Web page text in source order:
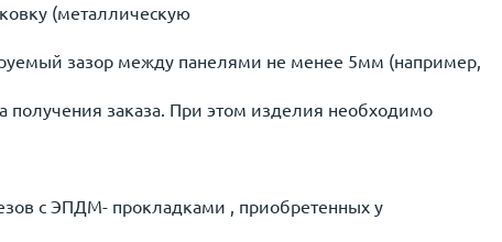
(металлическую
зазор между панелями не менее 5мм (например,
получения заказа. При этом изделия необходимо
с ЭПДМ- прокладками , приобретенных у